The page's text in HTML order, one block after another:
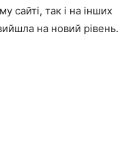
сайті, так і на інших
на новий рівень.